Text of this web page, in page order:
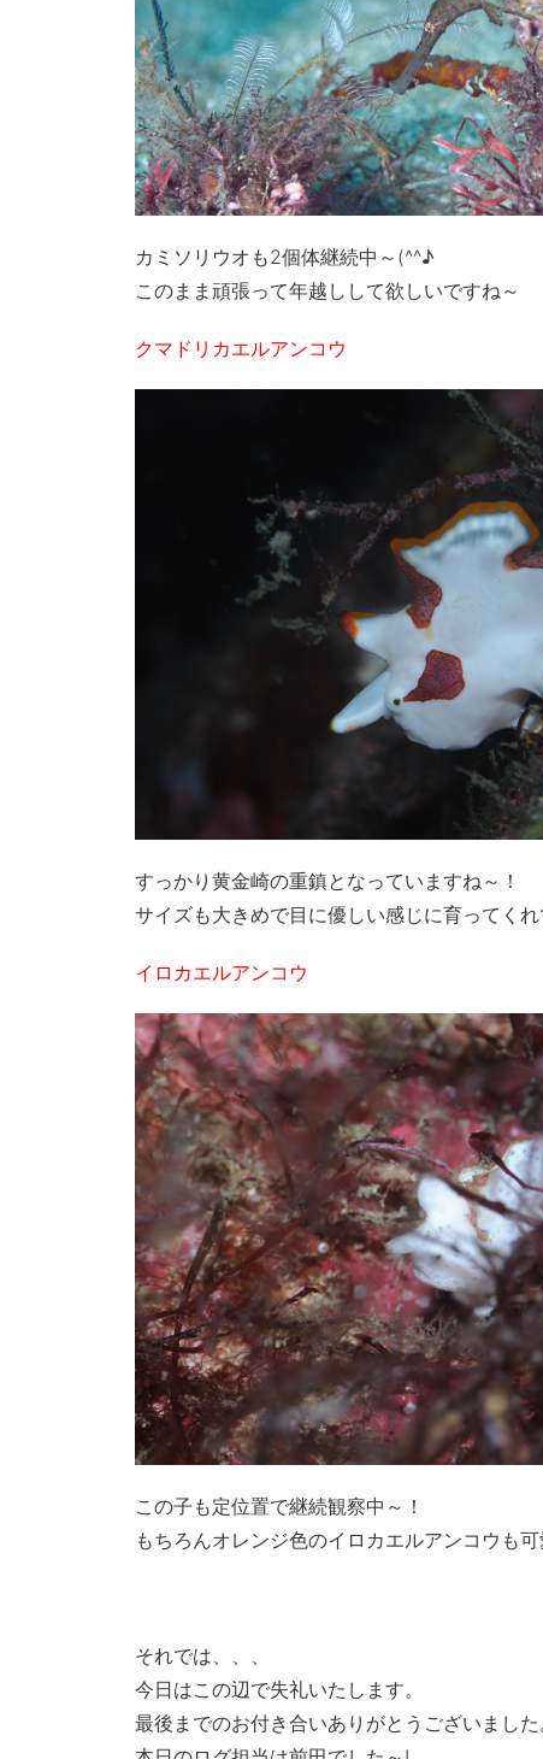
カミソリウオも2個体継続中～(^^♪
このまま頑張って年越しして欲しいですね～
クマドリカエルアンコウ
すっかり黄金崎の重鎮となっていますね～！
サイズも大きめで目に優しい感じに育ってく
イロカエルアンコウ
この子も定位置で継続観察中～！
もちろんオレンジ色のイロカエルアンコウも
それでは、、、
今日はこの辺で失礼いたします。
最後までのお付き合いありがとうございました